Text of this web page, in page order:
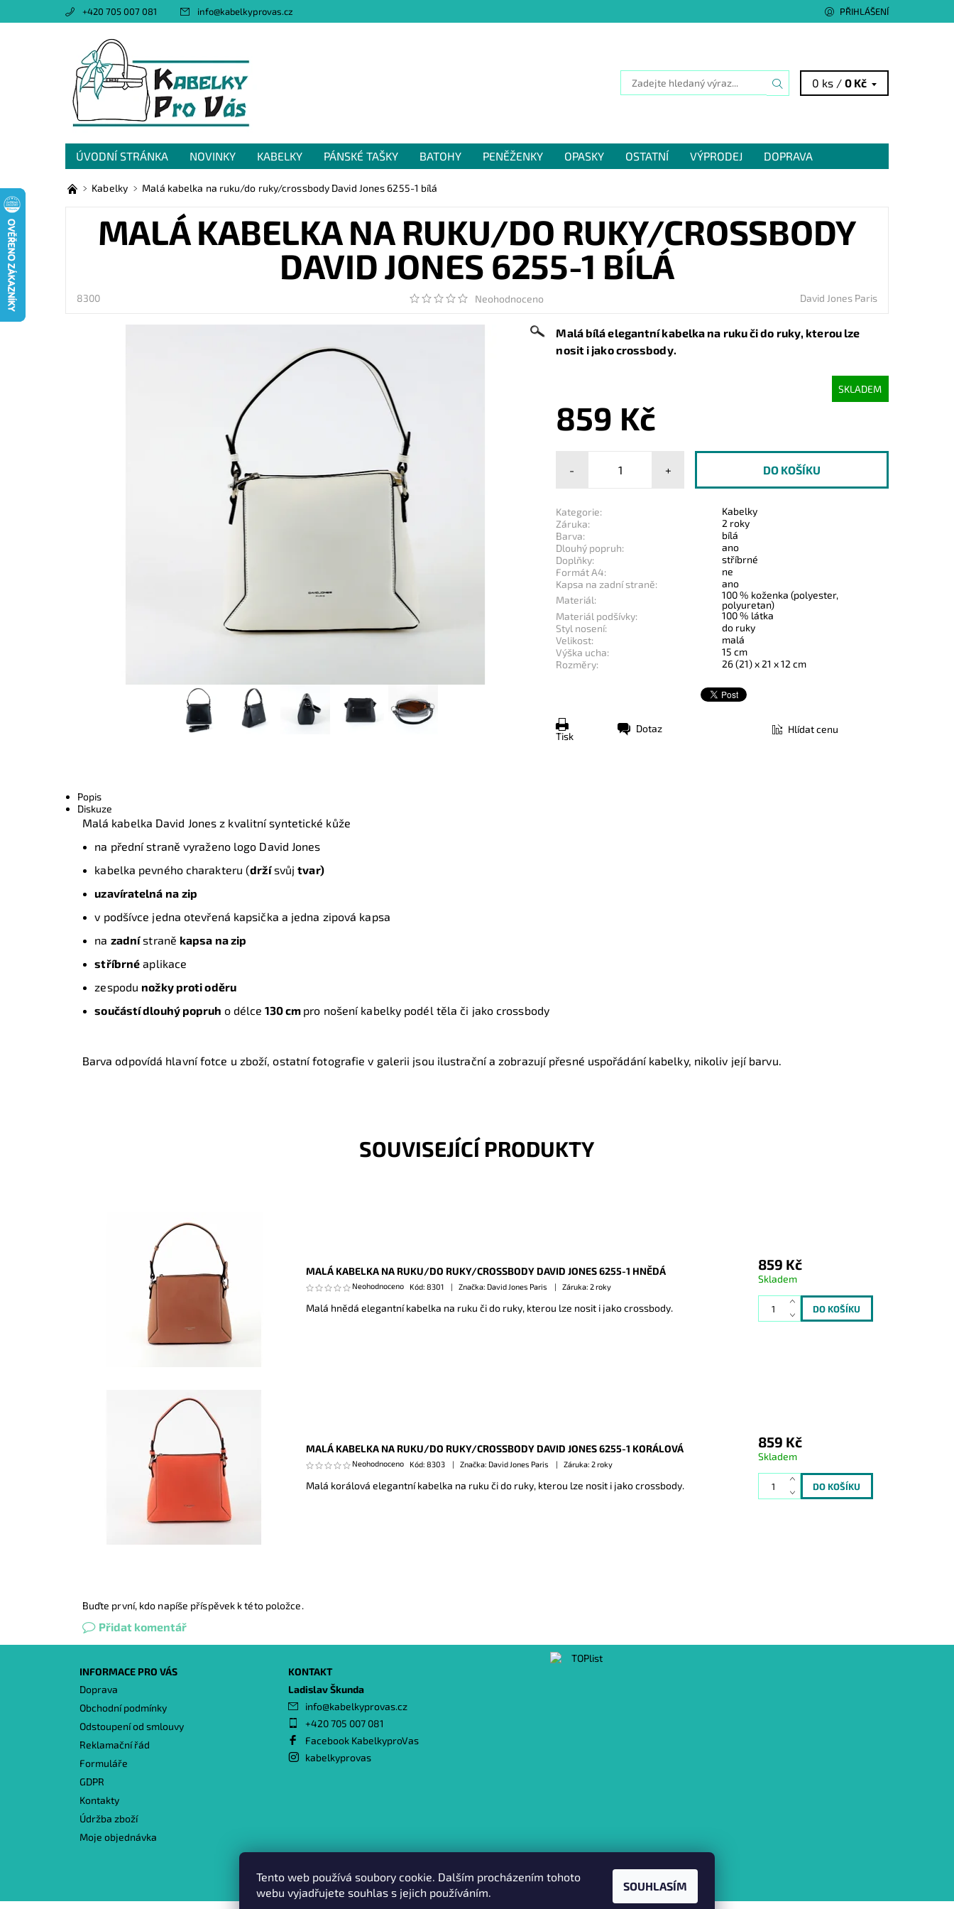
+420 705 007 081 info@kabelkyprovas.cz PŘIHLÁŠENÍ
0 ks /0 Kč
ÚVODNÍ STRÁNKA NOVINKY KABELKY PÁNSKÉ TAŠKY BATOHY PENĚŽENKY OPASKY OSTATNÍ VÝPRODEJ
DOPRAVA
OBCHODNÍ PODMÍNKY
GDPR NAPIŠTE NÁM
Kabelky Malá kabelka na ruku/do ruky/crossbody David Jones 6255-1 bílá
MALÁ KABELKA NA RUKU/DO RUKY/CROSSBODY
DAVID JONES 6255-1 BÍLÁ
8300 Neohodnoceno David Jones Paris
Malá bílá elegantní kabelka na ruku či do ruky, kterou lze
nosit i jako crossbody.
SKLADEM
859 Kč
- +
Kategorie:
Kabelky
Záruka:
2 roky
Barva:
bílá
Dlouhý popruh:
ano
Doplňky:
stříbrné
Formát A4:
ne
Kapsa na zadní straně:
ano
Materiál:
100 % koženka (polyester,
polyuretan)
Materiál podšívky:
100 % látka
Styl nosení:
do ruky
Velikost:
malá
Výška ucha:
15 cm
Rozměry:
26 (21) x 21 x 12 cm
Tisk
Dotaz Hlídat cenu
Popis
Diskuze
Malá kabelka David Jones z kvalitní syntetické kůže
na přední straně vyraženo logo David Jones
kabelka pevného charakteru (držísvůjtvar)
uzavíratelná na zip
v podšívce jedna otevřená kapsička a jedna zipová kapsa
na zadnístraně kapsa na zip
stříbrné aplikace
zespodu nožky proti oděru
součástí dlouhý popruh o délce 130 cm pro nošení kabelky podél těla či jako crossbody
Barva odpovídá hlavní fotce u zboží, ostatní fotografie v galerii jsou ilustrační a zobrazují přesné uspořádání kabelky, nikoliv její barvu.
SOUVISEJÍCÍ PRODUKTY
MALÁ KABELKA NA RUKU/DO RUKY/CROSSBODY DAVID JONES 6255-1 HNĚDÁ
Neohodnoceno Kód: 8301 Značka: David Jones Paris Záruka: 2 roky
Malá hnědá elegantní kabelka na ruku či do ruky, kterou lze nosit i jako crossbody.
859 Kč
Skladem
MALÁ KABELKA NA RUKU/DO RUKY/CROSSBODY DAVID JONES 6255-1 KORÁLOVÁ
Neohodnoceno Kód: 8303 Značka: David Jones Paris Záruka: 2 roky
Malá korálová elegantní kabelka na ruku či do ruky, kterou lze nosit i jako crossbody.
859 Kč
Skladem
Buďte první, kdo napíše příspěvek k této položce.
Přidat komentář
INFORMACE PRO VÁS
Doprava
Obchodní podmínky
Odstoupení od smlouvy
Reklamační řád
Formuláře
GDPR
Kontakty
Údržba zboží
Moje objednávka
KONTAKT
Ladislav Škunda
info@kabelkyprovas.cz
+420 705 007 081
Facebook KabelkyproVas
kabelkyprovas
Heureka.cz | Zboží.cz | Oázakabelek
Tento web používá soubory cookie. Dalším procházením tohoto
webu vyjadřujete souhlas s jejich používáním.
SOUHLASÍM